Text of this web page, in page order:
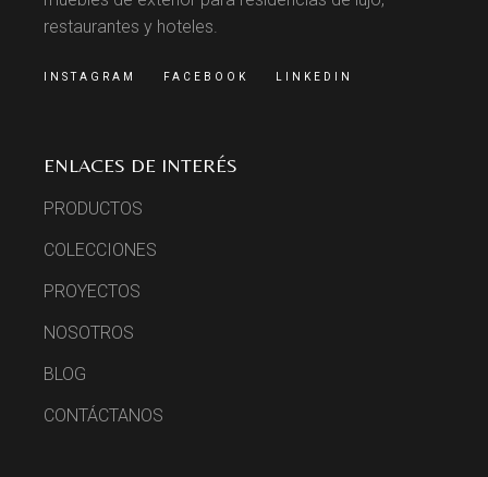
restaurantes y hoteles.
INSTAGRAM FACEBOOK LINKEDIN
ENLACES DE INTERÉS
PRODUCTOS
COLECCIONES
PROYECTOS
NOSOTROS
BLOG
CONTÁCTANOS